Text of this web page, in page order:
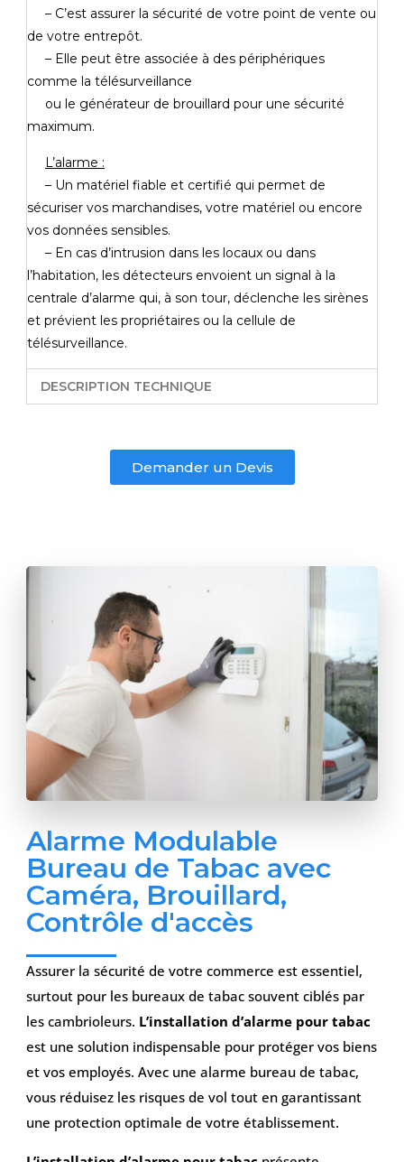
– C’est assurer la sécurité de votre point de vente ou
de votre entrepôt.
– Elle peut être associée à des périphériques
comme la télésurveillance
ou le générateur de brouillard pour une sécurité
maximum.
L’alarme :
– Un matériel fiable et certifié qui permet de
sécuriser vos marchandises, votre matériel ou encore
vos données sensibles.
– En cas d’intrusion dans les locaux ou dans
l’habitation, les détecteurs envoient un signal à la
centrale d’alarme qui, à son tour, déclenche les sirènes
et prévient les propriétaires ou la cellule de
télésurveillance.
DESCRIPTION TECHNIQUE
Demander un Devis
Alarme Modulable
Bureau de Tabac avec
Caméra, Brouillard,
Contrôle d'accès
Assurer la sécurité de votre commerce est essentiel,
surtout pour les bureaux de tabac souvent ciblés par
les cambrioleurs. L’installation d’alarme pour tabac
est une solution indispensable pour protéger vos biens
et vos employés. Avec une alarme bureau de tabac,
vous réduisez les risques de vol tout en garantissant
une protection optimale de votre établissement.